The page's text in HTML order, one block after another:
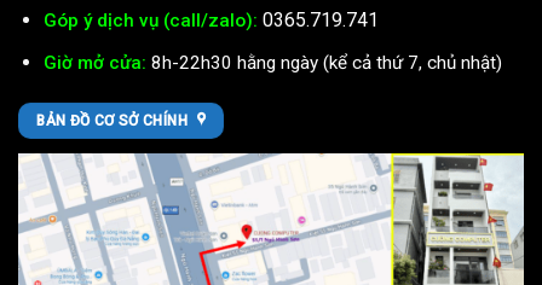
Góp ý dịch vụ (call/zalo): 0365.719.741
Giờ mở cửa: 8h-22h30 hằng ngày (kể cả thứ 7, chủ nhật)
BẢN ĐỒ CƠ SỞ CHÍNH